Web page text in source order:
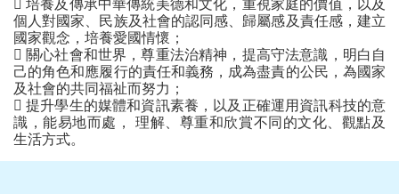
個人對國家、民族及社會的認同感、歸屬感及責任感，建立
國家觀念，培養愛國情懷；
 關心社會和世界，尊重法治精神，提高守法意識，明白自
己的角色和應履行的責任和義務，成為盡責的公民，為國家
及社會的共同福祉而努力；
 提升學生的媒體和資訊素養，以及正確運用資訊科技的意
識，能易地而處， 理解、尊重和欣賞不同的文化、觀點及
生活方式。